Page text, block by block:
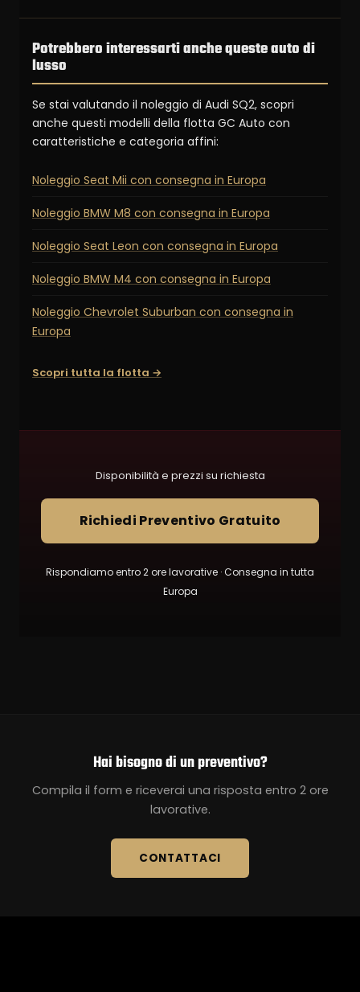
Potrebbero interessarti anche queste auto di
lusso
Se stai valutando il noleggio di Audi SQ2, scopri
anche questi modelli della flotta GC Auto con
caratteristiche e categoria affini:
Noleggio Seat Mii con consegna in Europa
Noleggio BMW M8 con consegna in Europa
Noleggio Seat Leon con consegna in Europa
Noleggio BMW M4 con consegna in Europa
Noleggio Chevrolet Suburban con consegna in
Europa
Scopri tutta la flotta →
Disponibilità e prezzi su richiesta
Richiedi Preventivo Gratuito
Rispondiamo entro 2 ore lavorative · Consegna in tutta
Europa
Hai bisogno di un preventivo?
Compila il form e riceverai una risposta entro 2 ore
lavorative.
CONTATTACI